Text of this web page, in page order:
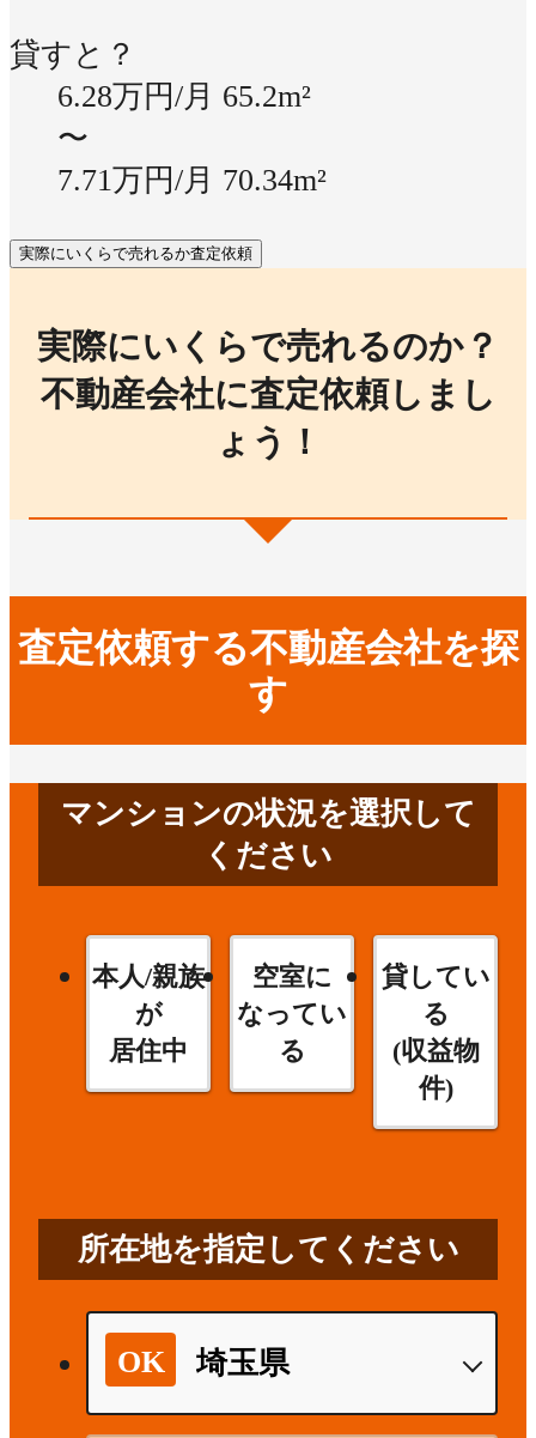
貸すと？
6.28万円/月 65.2m²
〜
7.71万円/月 70.34m²
実際にいくらで売れるか査定依頼
実際にいくらで売れるのか？
不動産会社に査定依頼しまし
ょう！
査定依頼する不動産会社を探
す
マンションの状況を選択して
ください
本人/親族
が
居住中
空室に
なってい
る
貸してい
る
(収益物
件)
所在地を指定してください